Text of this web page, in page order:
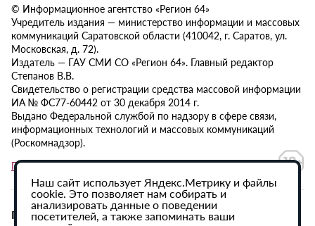
© Информационное агентство «Регион 64»
Учредитель издания — министерство информации и массовых
коммуникаций Саратовской области (410042, г. Саратов, ул.
Московская, д. 72).
Издатель — ГАУ СМИ СО «Регион 64». Главный редактор
Степанов В.В.
Свидетельство о регистрации средства массовой информации
ИА № ФС77-60442 от 30 декабря 2014 г.
Выдано Федеральной службой по надзору в сфере связи,
информационных технологий и массовых коммуникаций
(Роскомнадзор).
Политика в отношении обработки персональных данных
При использовании материалов сайта активная
Наш сайт использует Яндекс.Метрику и файлы
cookie. Это позволяет нам собирать и
анализировать данные о поведении
посетителей, а также запоминать ваши